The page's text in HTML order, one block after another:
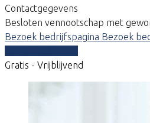
Contactgegevens
Besloten vennootschap met
Bezoek bedrijfspagina Bezoek
Gratis - Vrijblijvend